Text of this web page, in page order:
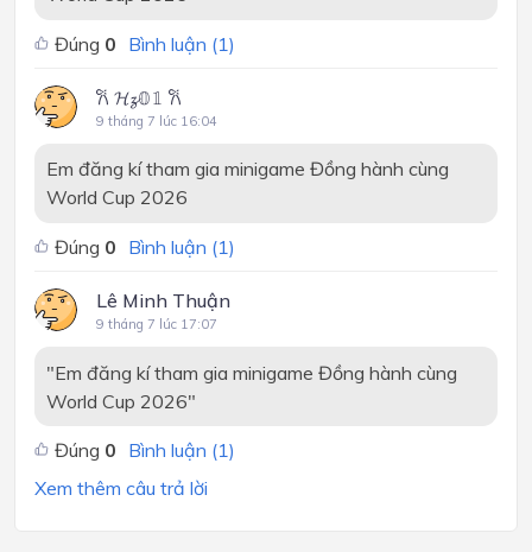
Đúng 0 Bình luận (1)
𐙚 𝓗𝔃𝟘𝟙 𐙚
9 tháng 7 lúc 16:04
Em đăng kí tham gia minigame Đồng hành cùng
World Cup 2026
Đúng 0 Bình luận (1)
Lê Minh Thuận
9 tháng 7 lúc 17:07
"Em đăng kí tham gia minigame Đồng hành cùng
World Cup 2026"
Đúng 0 Bình luận (1)
Xem thêm câu trả lời